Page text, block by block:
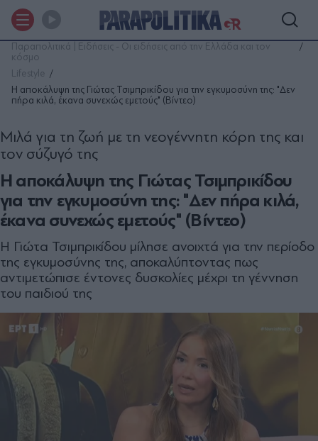
Παραπολιτικά | Ειδήσεις - Οι ειδήσεις από την Ελλάδα και τον
κόσμο
Lifestyle
Η αποκάλυψη της Γιώτας Τσιμπρικίδου για την εγκυμοσύνη της: "Δεν
πήρα κιλά, έκανα συνεχώς εμετούς" (Βίντεο)
Η αποκάλυψη της Γιώτας Τσιμπρικίδου
για την εγκυμοσύνη της: "Δεν πήρα κιλά,
έκανα συνεχώς εμετούς" (Βίντεο)
Μιλά για τη ζωή με τη νεογέννητη κόρη της και
τον σύζυγό της
Η Γιώτα Τσιμπρικίδου μίλησε ανοιχτά για την περίοδο
της εγκυμοσύνης της, αποκαλύπτοντας πως
αντιμετώπισε έντονες δυσκολίες μέχρι τη γέννηση
του παιδιού της